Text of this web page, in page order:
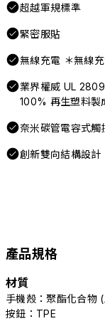
超越軍規標準
緊密服貼
無線充電 ＊無線
業界權威 UL
100% 再生塑料製
奈米碳管電容式觸
創新雙向結構設計
產品規格
材質
手機殼：聚酯化合物
按鈕：TPE